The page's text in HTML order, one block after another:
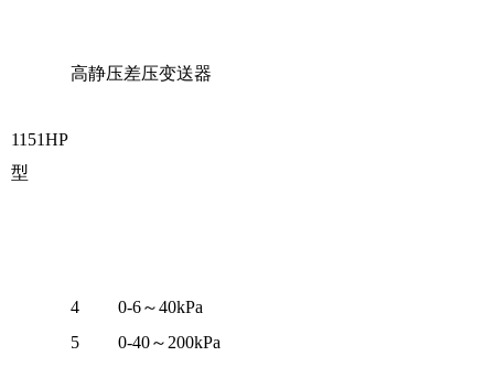
1151HP
型
高静压差压变送器
4
0-6～40kPa
5
0-40～200kPa